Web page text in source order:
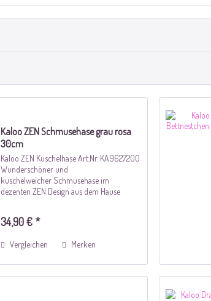
Kaloo ZEN Schmusehase grau rosa
30cm
Kaloo ZEN Kuschelhase Art.Nr. KA9627200
Wunderschöner und
kuschelweicher Schmusehase im
dezenten ZEN Design aus dem Hause
Verarbeitung und die schöne Größe...
34,90 € *
Vergleichen Merken